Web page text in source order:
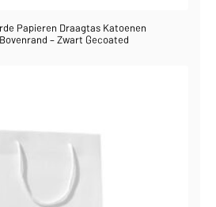
Papieren Draagtas Katoenen
– Zwart Gecoated